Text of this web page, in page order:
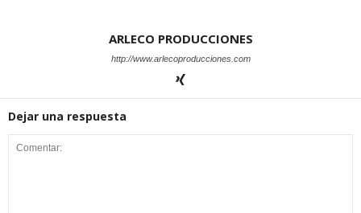
ARLECO PRODUCCIONES
http://www.arlecoproducciones.com
Dejar una respuesta